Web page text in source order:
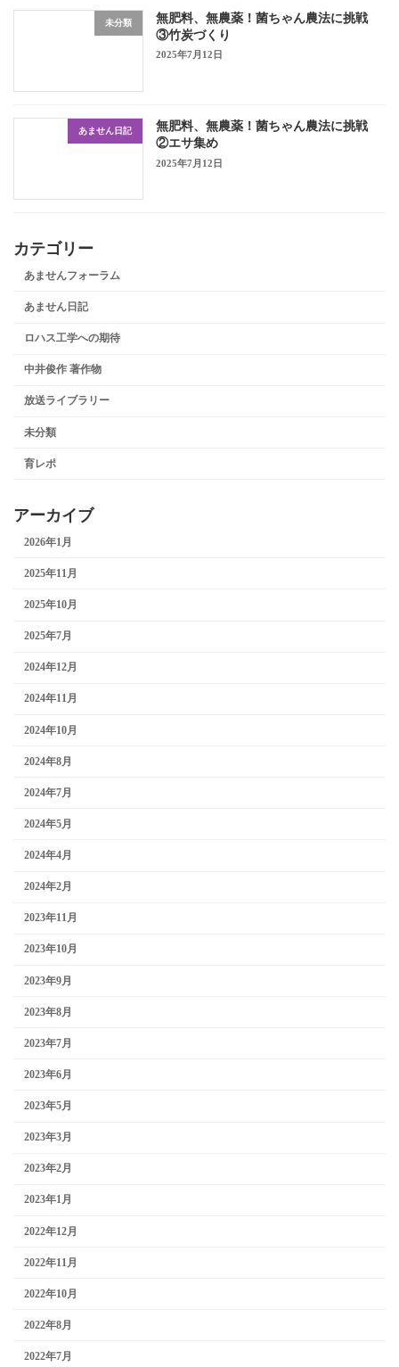
未分類
無肥料、無農薬！菌ちゃん農法に挑戦
③竹炭づくり
2025年7月12日
あません日記
無肥料、無農薬！菌ちゃん農法に挑戦
②エサ集め
2025年7月12日
カテゴリー
あませんフォーラム
あません日記
ロハス工学への期待
中井俊作 著作物
放送ライブラリー
未分類
育レポ
アーカイブ
2026年1月
2025年11月
2025年10月
2025年7月
2024年12月
2024年11月
2024年10月
2024年8月
2024年7月
2024年5月
2024年4月
2024年2月
2023年11月
2023年10月
2023年9月
2023年8月
2023年7月
2023年6月
2023年5月
2023年3月
2023年2月
2023年1月
2022年12月
2022年11月
2022年10月
2022年8月
2022年7月